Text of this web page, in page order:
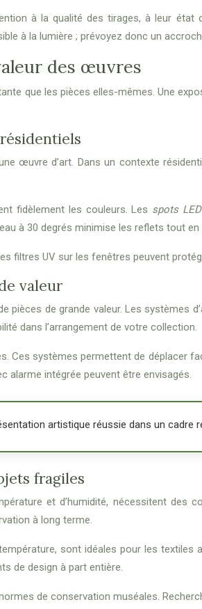
à la qualité des tirages, à leur
à la lumière ; prévoyez donc un
des œuvres
que les pièces elles-mêmes. Une
œuvre d’art. Dans un contexte
fidèlement les couleurs. Les spots
à 30 degrés minimise les reflets tout
filtres UV sur les fenêtres peuvent
valeur
pièces de grande valeur. Les
dans l’arrangement de votre collection.
Ces systèmes permettent de
alarme intégrée peuvent être envisagés.
artistique réussie dans un cadre
fragiles
et d’humidité, nécessitent
à long terme.
sont idéales pour les
de design à part entière.
de conservation muséales.